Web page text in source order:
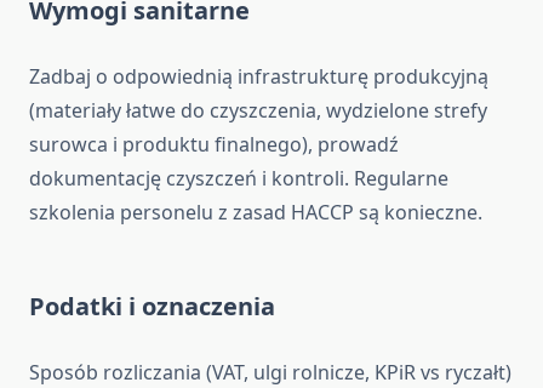
Wymogi sanitarne
Zadbaj o odpowiednią infrastrukturę produkcyjną
(materiały łatwe do czyszczenia, wydzielone strefy
surowca i produktu finalnego), prowadź
dokumentację czyszczeń i kontroli. Regularne
szkolenia personelu z zasad HACCP są konieczne.
Podatki i oznaczenia
Sposób rozliczania (VAT, ulgi rolnicze, KPiR vs ryczałt)